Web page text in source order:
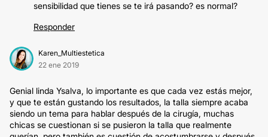
sensibilidad que tienes se te irá pasando? es normal?
Responder
Karen_Multiestetica
22 ene 2019
Genial linda Ysalva, lo importante es que cada vez estás mejor,
y que te están gustando los resultados, la talla siempre acaba
siendo un tema para hablar después de la cirugía, muchas
chicas se cuestionan si se pusieron la talla que realmente